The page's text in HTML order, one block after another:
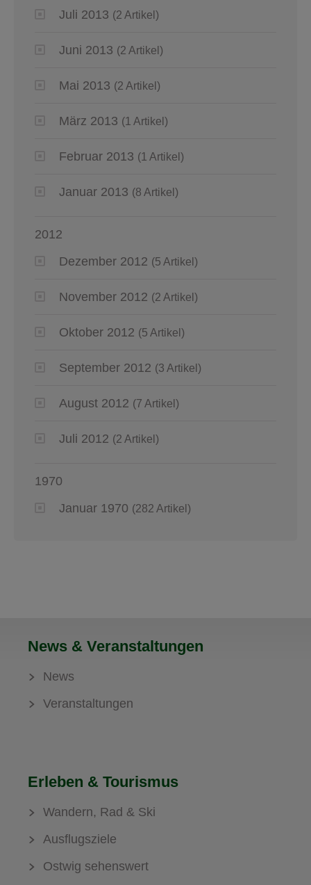
Juli 2013 (2 Artikel)
Juni 2013 (2 Artikel)
Mai 2013 (2 Artikel)
März 2013 (1 Artikel)
Februar 2013 (1 Artikel)
Januar 2013 (8 Artikel)
2012
Dezember 2012 (5 Artikel)
November 2012 (2 Artikel)
Oktober 2012 (5 Artikel)
September 2012 (3 Artikel)
August 2012 (7 Artikel)
Juli 2012 (2 Artikel)
1970
Januar 1970 (282 Artikel)
News & Veranstaltungen
News
Veranstaltungen
Erleben & Tourismus
Wandern, Rad & Ski
Ausflugsziele
Ostwig sehenswert